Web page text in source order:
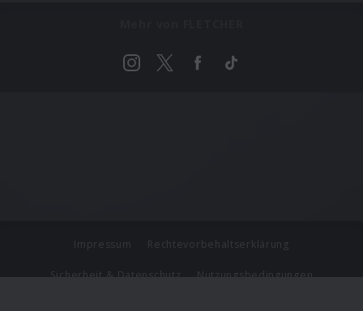
Impressum Rechtevorbehaltserklärung
Sicherheit & Datenschutz Nutzungsbedingungen